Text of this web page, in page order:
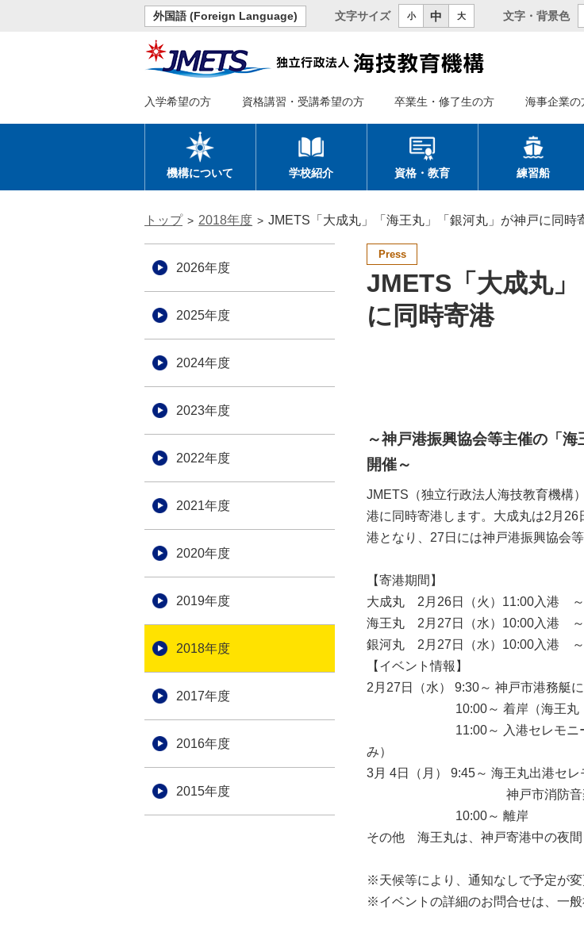
外国語 (Foreign Language) 文字サイズ 小 中 大 文字・背景色
入学希望の方 資格講習・受講希望の方 卒業生・修了生の方 海事企業の
機構について 学校紹介 資格・教育 練習船
トップ 2018年度 JMETS「大成丸」「海王丸」「銀河丸」が神戸に同時
2026年度
2025年度
2024年度
2023年度
2022年度
2021年度
2020年度
2019年度
2018年度
2017年度
2016年度
2015年度
Press
JMETS「大成丸
に同時寄港
～神戸港振興協会等主催の「
開催～
JMETS（独立行政法人海技教育機構
港に同時寄港します。大成丸は2月
港となり、27日には神戸港振興協会
【寄港期間】
大成丸 2月26日（火）11:00入港
海王丸 2月27日（水）10:00入港
銀河丸 2月27日（水）10:00入港
【イベント情報】
2月27日（水） 9:30～ 神戸市港務艇
10:00～ 着岸（海王丸：新港
11:00～ 入港セレモニー（場
み）
3月 4日（月） 9:45～ 海王丸出港セレ
神戸市消防音楽隊による
10:00～ 離岸
その他 海王丸は、神戸寄港中の夜間
※天候等により、通知なしで予定が変
※イベントの詳細のお問合せは、一